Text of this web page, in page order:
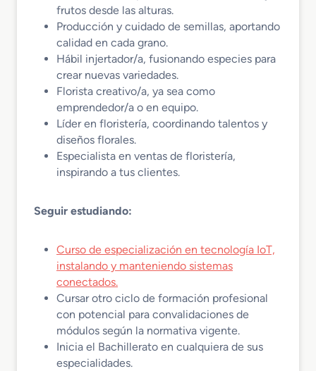
frutos desde las alturas.
Producción y cuidado de semillas, aportando
calidad en cada grano.
Hábil injertador/a, fusionando especies para
crear nuevas variedades.
Florista creativo/a, ya sea como
emprendedor/a o en equipo.
Líder en floristería, coordinando talentos y
diseños florales.
Especialista en ventas de floristería,
inspirando a tus clientes.
Seguir estudiando:
Curso de especialización en tecnología IoT,
instalando y manteniendo sistemas
conectados.
Cursar otro ciclo de formación profesional
con potencial para convalidaciones de
módulos según la normativa vigente.
Inicia el Bachillerato en cualquiera de sus
especialidades.